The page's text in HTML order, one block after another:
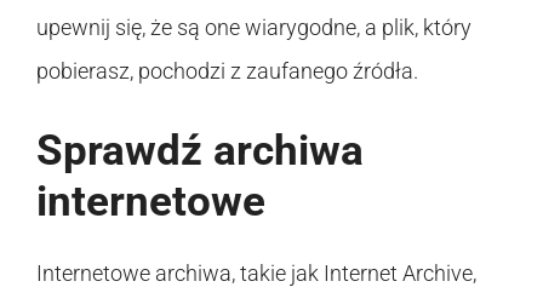
upewnij się, że są one wiarygodne, a plik, który
pobierasz, pochodzi z zaufanego źródła.
Sprawdź archiwa
internetowe
Internetowe archiwa, takie jak Internet Archive,